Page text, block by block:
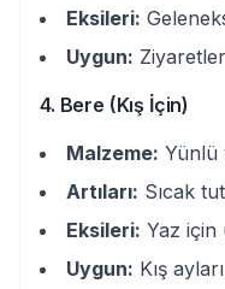
Eksileri:
Uygun:
4. Bere (Kış İçin)
Malzeme: Yünlü
Artıları: Sıcak
Eksileri: Yaz için
Uygun: Kış ayları